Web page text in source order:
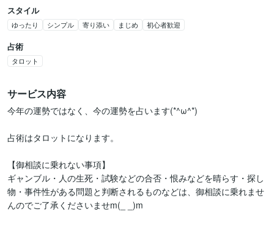
スタイル
ゆったり シンプル 寄り添い まじめ 初心者歓迎
占術
タロット
サービス内容
今年の運勢ではなく、今の運勢を占います(*^ω^*)
占術はタロットになります。
【御相談に乗れない事項】
ギャンブル・人の生死・試験などの合否・恨みなどを晴らす・探し
物・事件性がある問題と判断されるものなどは、御相談に乗れませ
んのでご了承くださいませm(_ _)m